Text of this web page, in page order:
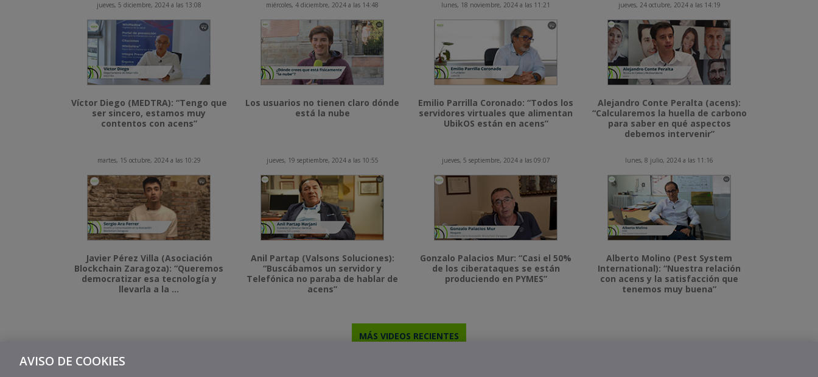
jueves, 5 diciembre, 2024 a las 13:08
Víctor Diego (MEDTRA): “Tengo que
ser sincero, estamos muy
contentos con acens”
miércoles, 4 diciembre, 2024 a las 14:48
Los usuarios no tienen claro dónde
está la nube
lunes, 18 noviembre, 2024 a las 11:21
Emilio Parrilla Coronado: “Todos los
servidores virtuales que alimentan
UbikOS están en acens”
jueves, 24 octubre, 2024 a las 14:19
Alejandro Conte Peralta (acens):
“Calcularemos la huella de carbono
para saber en qué aspectos
debemos intervenir”
martes, 15 octubre, 2024 a las 10:29
Javier Pérez Villa (Asociación
Blockchain Zaragoza): “Queremos
democratizar esa tecnología y
llevarla a la ...
jueves, 19 septiembre, 2024 a las 10:55
Anil Partap (Valsons Soluciones):
“Buscábamos un servidor y
Telefónica no paraba de hablar de
acens”
jueves, 5 septiembre, 2024 a las 09:07
Gonzalo Palacios Mur: “Casi el 50%
de los ciberataques se están
produciendo en PYMES”
lunes, 8 julio, 2024 a las 11:16
Alberto Molino (Pest System
International): “Nuestra relación
con acens y la satisfacción que
tenemos muy buena”
MÁS VIDEOS RECIENTES
AVISO DE COOKIES